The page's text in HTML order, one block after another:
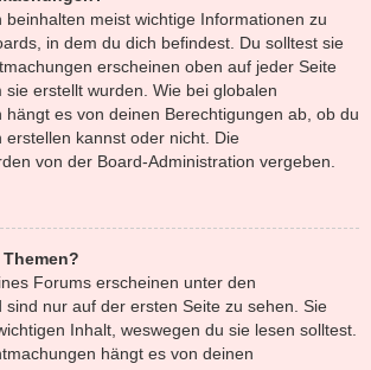
beinhalten meist wichtige Informationen zu
in dem du dich befindest. Du solltest sie
erscheinen oben auf jeder Seite
erstellt wurden. Wie bei globalen
hängt es von deinen Berechtigungen ab, ob du
erstellen kannst oder nicht. Die
von der Board-Administration vergeben.
Forums erscheinen unter den
sind nur auf der ersten Seite zu sehen. Sie
Inhalt, weswegen du sie lesen solltest.
hängt es von deinen